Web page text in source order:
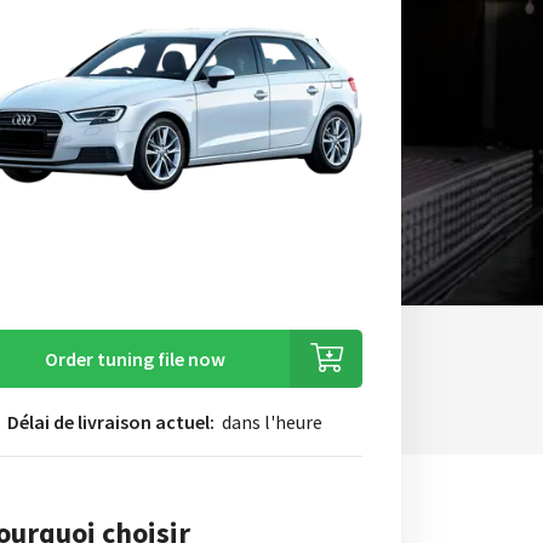
Order tuning file now
Délai de livraison actuel: dans l'heure
choisir